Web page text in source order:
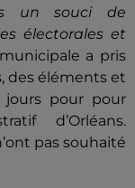
un souci de
électorales et
a pris
des éléments et
jours pour pour
d’Orléans.
pas souhaité